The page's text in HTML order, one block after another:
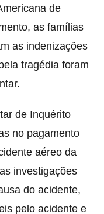
de
as famílias
as indenizações
tragédia foram
de Inquérito
no pagamento
aéreo da
investigações
do acidente,
pelo acidente e